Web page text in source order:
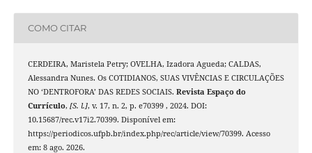
COMO CITAR
CERDEIRA, Maristela Petry; OVELHA, Izadora Agueda; CALDAS,
Alessandra Nunes. Os COTIDIANOS, SUAS VIVÊNCIAS E CIRCULAÇÕES
NO ‘DENTROFORA’ DAS REDES SOCIAIS. Revista Espaço do
Currículo, [S. l.], v. 17, n. 2, p. e70399 , 2024. DOI:
10.15687/rec.v17i2.70399. Disponível em:
https://periodicos.ufpb.br/index.php/rec/article/view/70399. Acesso
em: 8 ago. 2026.